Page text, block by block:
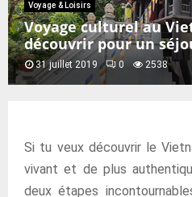
Voyage & Loisirs
Voyage culturel au
découvrir pour un
31 juillet 2019 0 2538
Si tu veux découvrir le
vivant et de plus
deux étapes